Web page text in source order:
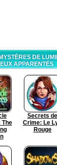
DE
APPARENTÉS
The
Secrets de
Crime: Le
Rouge